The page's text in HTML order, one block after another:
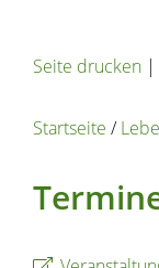
Seite drucken |
Startseite /